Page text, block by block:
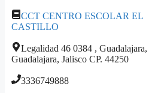
CCT CENTRO ESCOLAR EL
CASTILLO
Legalidad 46 0384 , Guadalajara,
Guadalajara, Jalisco CP. 44250
3336749888